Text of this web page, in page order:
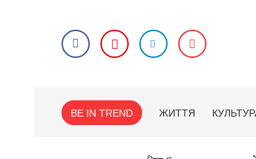
BE IN TREND ЖИТТЯ